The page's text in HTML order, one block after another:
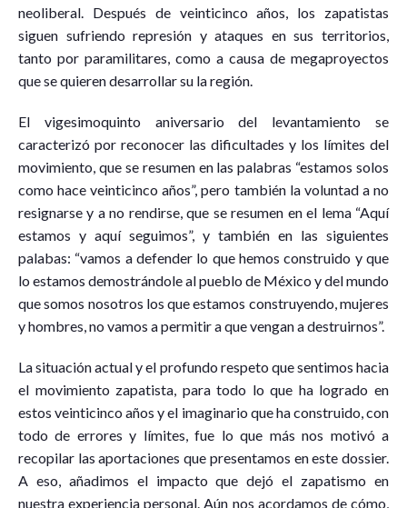
neoliberal. Después de veinticinco años, los zapatistas
siguen sufriendo represión y ataques en sus territorios,
tanto por paramilitares, como a causa de megaproyectos
que se quieren desarrollar su la región.
El vigesimoquinto aniversario del levantamiento se
caracterizó por reconocer las dificultades y los límites del
movimiento, que se resumen en las palabras “estamos solos
como hace veinticinco años”, pero también la voluntad a no
resignarse y a no rendirse, que se resumen en el lema “Aquí
estamos y aquí seguimos”, y también en las siguientes
palabas: “vamos a defender lo que hemos construido y que
lo estamos demostrándole al pueblo de México y del mundo
que somos nosotros los que estamos construyendo, mujeres
y hombres, no vamos a permitir a que vengan a destruirnos”.
La situación actual y el profundo respeto que sentimos hacia
el movimiento zapatista, para todo lo que ha logrado en
estos veinticinco años y el imaginario que ha construido, con
todo de errores y límites, fue lo que más nos motivó a
recopilar las aportaciones que presentamos en este dossier.
A eso, añadimos el impacto que dejó el zapatismo en
nuestra experiencia personal. Aún nos acordamos de cómo,